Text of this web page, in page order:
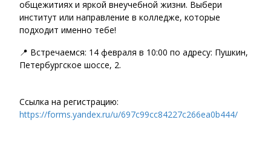
общежитиях и яркой внеучебной жизни. Выбери
институт или направление в колледже, которые
подходит именно тебе!
📍 Встречаемся: 14 февраля в 10:00 по адресу: Пушкин,
Петербургское шоссе, 2.
Ссылка на регистрацию:
https://forms.yandex.ru/u/697c99cc84227c266ea0b444/